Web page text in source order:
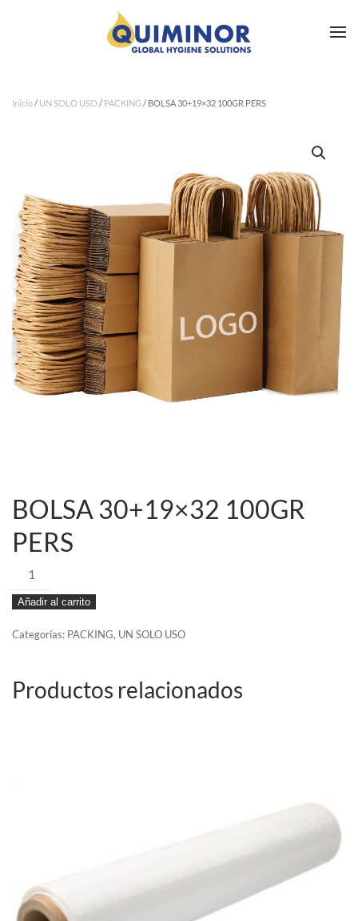
Ir al contenido principal
Inicio/ UN SOLO USO / PACKING/ BOLSA 30+19×32 100GR PERS
BOLSA 30+19×32 100GR
PERS
BOLSA
30+19x32
100GR
PERS
Añadir al carrito
Categorías: PACKING, UN SOLO USO
Productos relacionados